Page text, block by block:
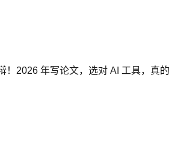
！2026 年写论文，选对 AI 工具，真的